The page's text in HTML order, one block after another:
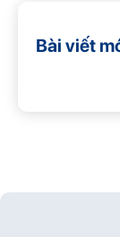
Bài viết